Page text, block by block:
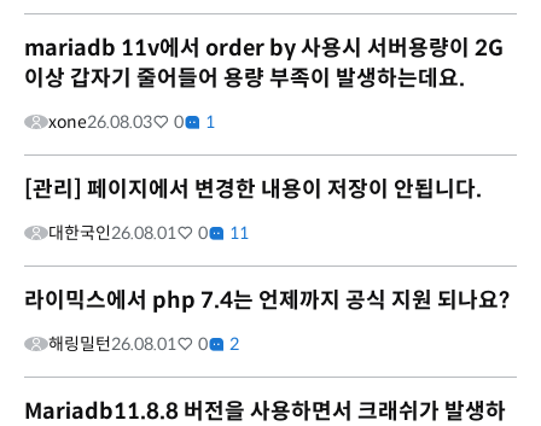
mariadb 11v에서 order by 사용시 서버용량이 2G
이상 갑자기 줄어들어 용량 부족이 발생하는데요.
xone26.08.03 0 1
[관리] 페이지에서 변경한 내용이 저장이 안됩니다.
대한국인26.08.01 0 11
라이믹스에서 php 7.4는 언제까지 공식 지원 되나요?
해링밀턴26.08.01 0 2
Mariadb11.8.8 버전을 사용하면서 크래쉬가 발생하